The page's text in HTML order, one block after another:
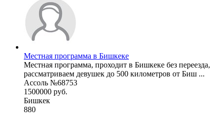
Местная программа в Бишкеке
Местная программа, проходит в Бишкеке без переезда,
рассматриваем девушек до 500 километров от Биш ...
Ассоль №68753
1500000 руб.
Бишкек
880